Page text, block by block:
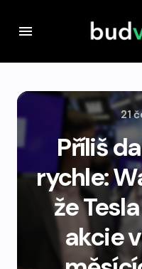
21
Příliš
rychle:
že
akcie